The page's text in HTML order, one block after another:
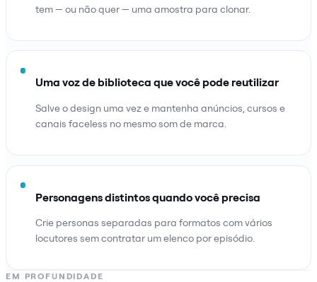
tem — ou não quer — uma amostra para clonar.
Uma voz de biblioteca que você pode reutilizar
Salve o design uma vez e mantenha anúncios, cursos e
canais faceless no mesmo som de marca.
Personagens distintos quando você precisa
Crie personas separadas para formatos com vários
locutores sem contratar um elenco por episódio.
EM PROFUNDIDADE